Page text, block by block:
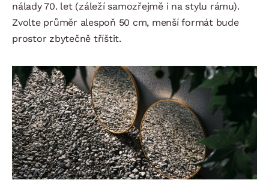
nálady 70. let (záleží samozřejmě i na stylu rámu).
Zvolte průměr alespoň 50 cm, menší formát bude
prostor zbytečně tříštit.